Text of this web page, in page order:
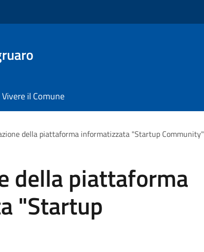
Vivere il Comune
della piattaforma informatizzata "Startup Community"
della piattaforma
"Startup